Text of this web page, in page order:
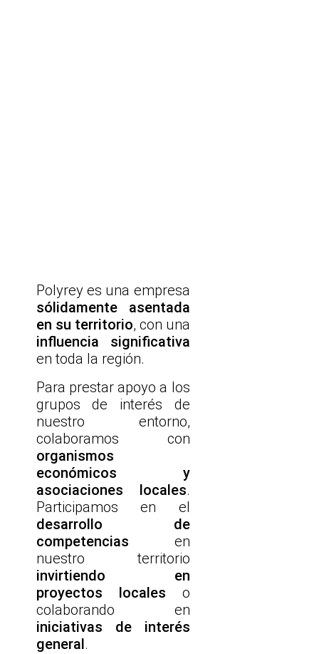
Polyrey es una empresa
sólidamente asentada
en su territorio, con una
influencia significativa
en toda la región.
Para prestar apoyo a los
grupos de interés de
nuestro entorno,
colaboramos con
organismos
económicos y
asociaciones locales.
Participamos en el
desarrollo de
competencias en
nuestro territorio
invirtiendo en
proyectos locales o
colaborando en
iniciativas de interés
general.